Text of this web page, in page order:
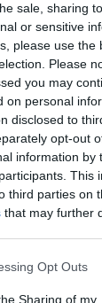
sale, sharing
or sensitive
please use the
Please
you may
on personal
disclosed to
opt-out
information by
This
third parties on
that may further
app uses
behaviour.
Opt Outs
Sharing of my